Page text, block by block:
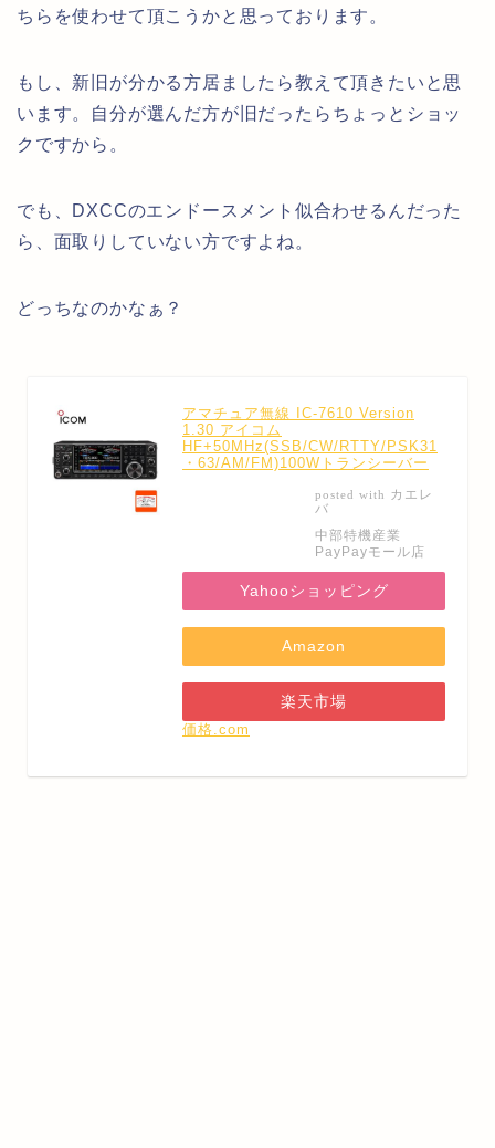
ちらを使わせて頂こうかと思っております。
もし、新旧が分かる方居ましたら教えて頂きたいと思
います。自分が選んだ方が旧だったらちょっとショッ
クですから。
でも、DXCCのエンドースメント似合わせるんだった
ら、面取りしていない方ですよね。
どっちなのかなぁ？
アマチュア無線 IC-7610 Version
1.30 アイコム
HF+50MHz(SSB/CW/RTTY/PSK31
・63/AM/FM)100Wトランシーバー
posted with カエレ
バ
中部特機産業
PayPayモール店
Yahooショッピング
Amazon
楽天市場
価格.com